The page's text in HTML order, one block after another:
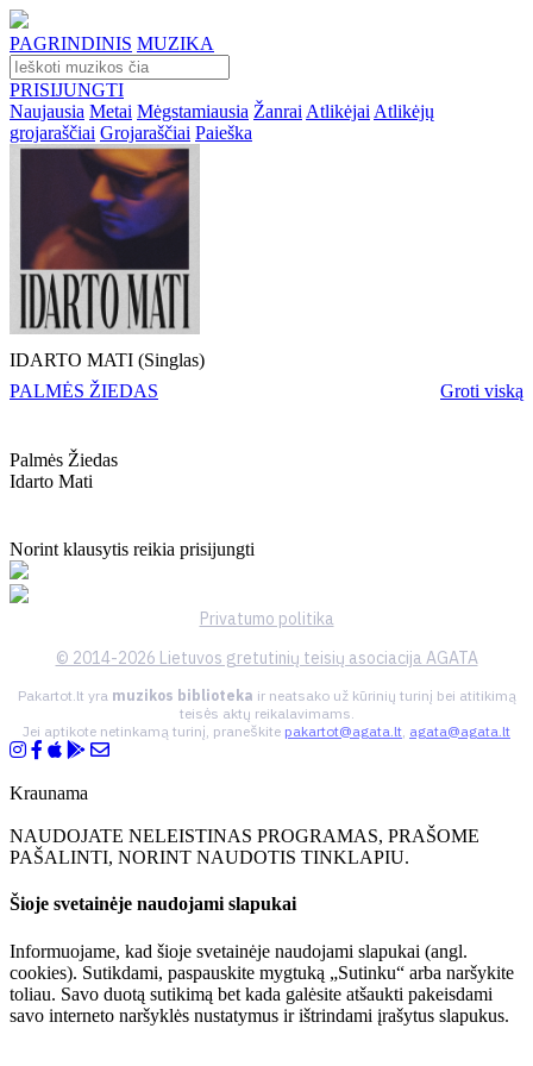
PAGRINDINIS MUZIKA
PRISIJUNGTI
Naujausia Metai Mėgstamiausia Žanrai Atlikėjai Atlikėjų
grojaraščiai Grojaraščiai Paieška
IDARTO MATI (Singlas)
PALMĖS ŽIEDAS
Groti viską
Palmės Žiedas
Idarto Mati
Norint klausytis reikia prisijungti
Privatumo politika
© 2014-2026 Lietuvos gretutinių teisių asociacija AGATA
Pakartot.lt yra muzikos biblioteka ir neatsako už kūrinių turinį bei atitikimą
teisės aktų reikalavimams.
Jei aptikote netinkamą turinį, praneškite pakartot@agata.lt, agata@agata.lt
Kraunama
NAUDOJATE NELEISTINAS PROGRAMAS, PRAŠOME
PAŠALINTI, NORINT NAUDOTIS TINKLAPIU.
Šioje svetainėje naudojami slapukai
Informuojame, kad šioje svetainėje naudojami slapukai (angl.
cookies). Sutikdami, paspauskite mygtuką „Sutinku“ arba naršykite
toliau. Savo duotą sutikimą bet kada galėsite atšaukti pakeisdami
savo interneto naršyklės nustatymus ir ištrindami įrašytus slapukus.